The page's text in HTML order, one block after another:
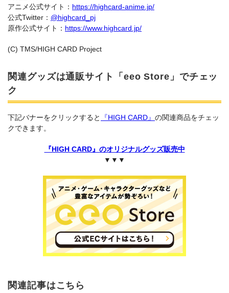
アニメ公式サイト： https://highcard-anime.jp/
公式Twitter： @highcard_pj
原作公式サイト： https://www.highcard.jp/
(C) TMS/HIGH CARD Project
関連グッズは通販サイト「eeo Store」でチェッ
ク
下記バナーをクリックすると 『HIGH CARD』 の関連商品をチェッ
クできます。
『HIGH CARD』のオリジナルグッズ販売中
▼▼▼
関連記事はこちら